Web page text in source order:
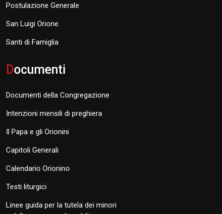
Postulazione Generale
San Luigi Orione
Santi di Famiglia
Documenti
Documenti della Congregazione
Intenzioni mensili di preghiera
Il Papa e gli Orionini
Capitoli Generali
Calendario Orionino
Testi liturgici
Linee guida per la tutela dei minori